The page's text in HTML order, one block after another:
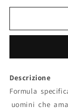
for
POST
CONTRO
PILIFERA
-
Descrizione
Formula
uomini che